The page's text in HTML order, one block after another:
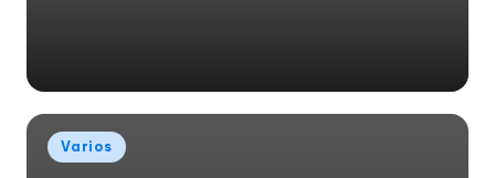
Publicado
en
Varios